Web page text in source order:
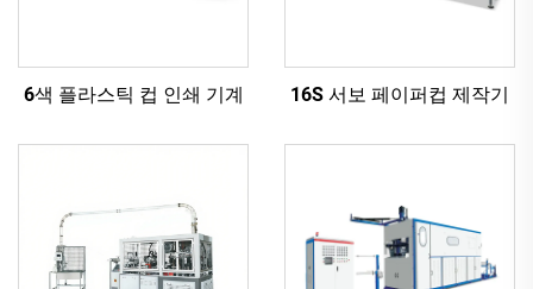
6색 플라스틱 컵 인쇄 기계 16S 서보 페이퍼컵 제작기